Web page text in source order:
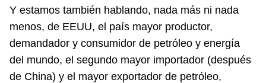
Y estamos también hablando, nada más ni nada
menos, de EEUU, el país mayor productor,
demandador y consumidor de petróleo y energía
del mundo, el segundo mayor importador (después
de China) y el mayor exportador de petróleo,